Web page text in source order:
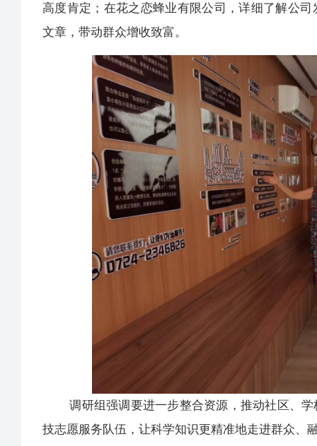
高度肯定；在花之恋蜂业有限公司，详细了解公
文章，带动群众增收致富。
调研组强调要进一步整合资源，推动社区、学
技志愿服务队伍，让科学知识更精准地走进群众、